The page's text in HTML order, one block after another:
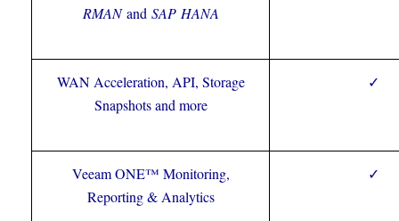
RMANand SAP HANA
WAN Acceleration, API, Storage
Snapshots and more
✓
Veeam ONE™ Monitoring,
Reporting & Analytics
✓